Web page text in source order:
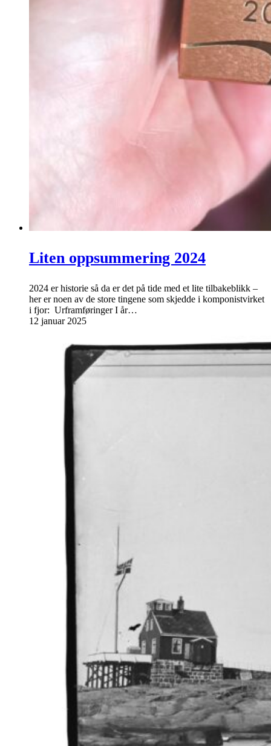
Liten oppsummering 2024
2024 er historie så da er det på tide med et lite tilbakeblikk –
her er noen av de store tingene som skjedde i komponistvirket
i fjor: Urframføringer I år…
12 januar 2025